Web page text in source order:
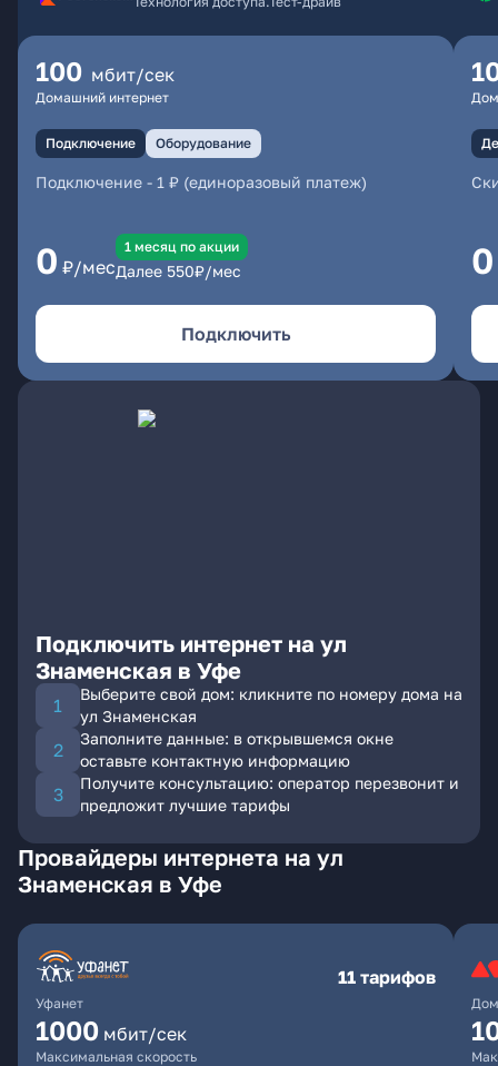
100 мбит/сек
Домашний интернет
Подключение Оборудование
Подключение - 1 ₽ (единоразовый платеж)
0 ₽/мес
1 месяц по акции
Далее 550₽/мес
Подключить
0
Подключить интернет на ул
Знаменская в Уфе
Выберите свой дом: кликните по номеру дома на
ул Знаменская
Заполните данные: в открывшемся окне
оставьте контактную информацию
Получите консультацию: оператор перезвонит и
предложит лучшие тарифы
Провайдеры интернета на ул
Знаменская в Уфе
Уфанет
11 тарифов
1000 мбит/сек
Максимальная скорость